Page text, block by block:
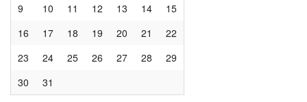
9 10 11 12 13 14
15
16
17 18 19 20 21
22
23
24 25 26 27 28
29
30
31